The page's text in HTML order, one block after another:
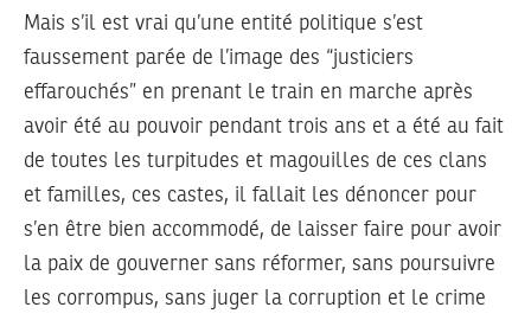
Mais s’il est vrai qu’une entité politique s’est
faussement parée de l’image des “justiciers
effarouchés” en prenant le train en marche après
avoir été au pouvoir pendant trois ans et a été au fait
de toutes les turpitudes et magouilles de ces clans
et familles, ces castes, il fallait les dénoncer pour
s’en être bien accommodé, de laisser faire pour avoir
la paix de gouverner sans réformer, sans poursuivre
les corrompus, sans juger la corruption et le crime